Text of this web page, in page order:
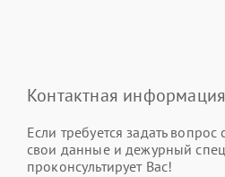
Контактная информация
Если требуется задать вопрос
свои данные и дежурный
проконсультирует Вас!